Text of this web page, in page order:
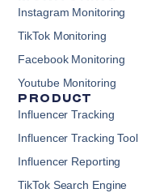
Instagram Monitoring
TikTok Monitoring
Facebook Monitoring
Youtube Monitoring
PRODUCT
Influencer Tracking
Influencer Tracking Tool
Influencer Reporting
TikTok Search Engine